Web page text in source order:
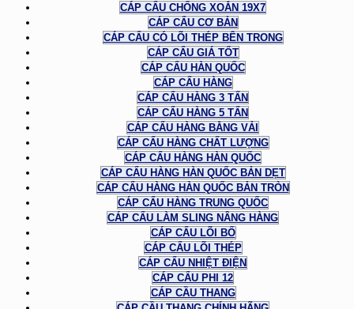
CÁP CẨU CHỐNG XOẮN 19X7
CÁP CẨU CƠ BẢN
CÁP CẨU CÓ LÕI THÉP BÊN TRONG
CÁP CẨU GIÁ TỐT
CÁP CẨU HÀN QUỐC
CÁP CẨU HÀNG
CÁP CẨU HÀNG 3 TẤN
CÁP CẨU HÀNG 5 TẤN
CÁP CẨU HÀNG BẰNG VẢI
CÁP CẨU HÀNG CHẤT LƯỢNG
CÁP CẨU HÀNG HÀN QUỐC
CÁP CẨU HÀNG HÀN QUỐC BẢN DẸT
CÁP CẨU HÀNG HÀN QUỐC BẢN TRÒN
CÁP CẨU HÀNG TRUNG QUỐC
CÁP CẨU LÀM SLING NÂNG HÀNG
CÁP CẨU LÕI BỐ
CÁP CẨU LÕI THÉP
CÁP CẨU NHIỆT ĐIỆN
CÁP CẨU PHI 12
CÁP CẦU THANG